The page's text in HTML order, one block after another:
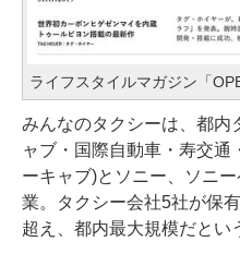
ライフスタイルマガジン「
みんなのタクシーは、都内
ャブ・国際自動車・寿交通
ーキャブ)とソニー、ソニ
業。タクシー会社5社が保
超え、都内最大規模だとい